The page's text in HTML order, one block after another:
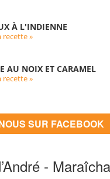
À L'INDIENNE
recette »
AU NOIX ET CARAMEL
recette »
SUR FACEBOOK
-